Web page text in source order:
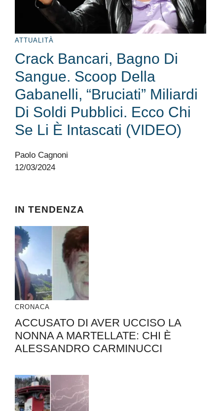
ATTUALITÀ
Crack Bancari, Bagno Di
Sangue. Scoop Della
Gabanelli, “bruciati” Miliardi
Di Soldi Pubblici. Ecco Chi
Se Li È Intascati (VIDEO)
Paolo Cagnoni
12/03/2024
IN TENDENZA
CRONACA
ACCUSATO DI AVER UCCISO LA
NONNA A MARTELLATE: CHI È
ALESSANDRO CARMINUCCI